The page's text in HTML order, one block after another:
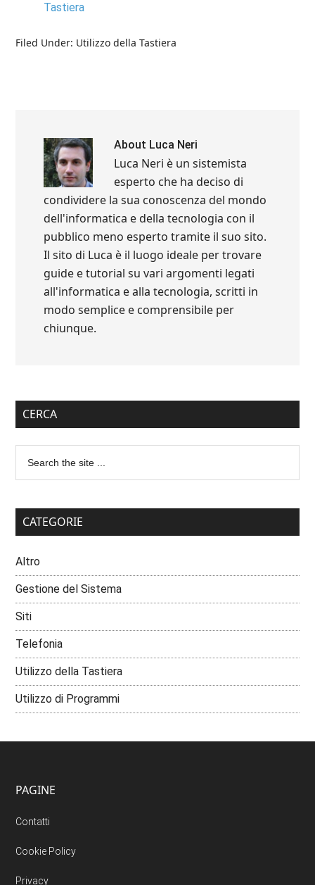
Tastiera
Filed Under: Utilizzo della Tastiera
About Luca Neri
Luca Neri è un sistemista
esperto che ha deciso di
condividere la sua conoscenza del mondo
dell'informatica e della tecnologia con il
pubblico meno esperto tramite il suo sito.
Il sito di Luca è il luogo ideale per trovare
guide e tutorial su vari argomenti legati
all'informatica e alla tecnologia, scritti in
modo semplice e comprensibile per
chiunque.
CERCA
CATEGORIE
Altro
Gestione del Sistema
Siti
Telefonia
Utilizzo della Tastiera
Utilizzo di Programmi
PAGINE
Contatti
Cookie Policy
Privacy